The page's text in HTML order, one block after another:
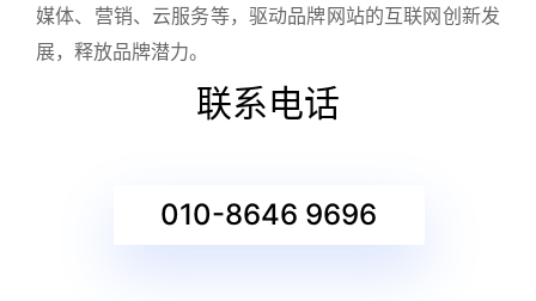
媒体、营销、云服务等，驱动品牌网站的互联网创新发
展，释放品牌潜力。
联系电话
010-8646 9696